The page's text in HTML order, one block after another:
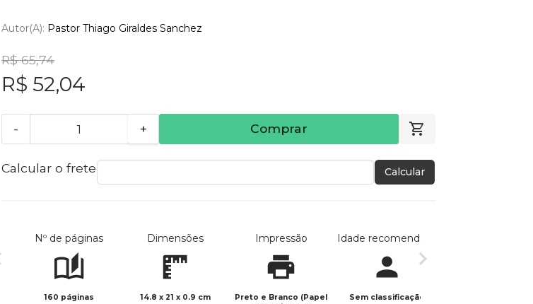
Autor(a): Pastor Thiago Giraldes Sanchez
R$ 65,74
R$ 52,04
- + Comprar
Calcular o frete Calcular
Nº de páginas
160 páginas
Dimensões
14.8 x 21 x 0.9 cm
Impressão
Preto e Branco (Papel
Idade recomendada
Sem classificação